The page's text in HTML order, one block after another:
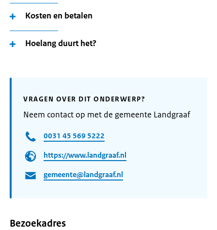
Kosten en betalen
Hoelang duurt het?
VRAGEN OVER DIT ONDERWERP?
Neem contact op met de gemeente Landgraaf
0031 45 569 5222
https://www.landgraaf.nl
gemeente@landgraaf.nl
Bezoekadres